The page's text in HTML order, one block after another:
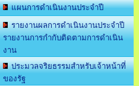
แผนการดำเนินงานประจำปี
รายงานผลการดำเนินงานประจำปี
รายงานการกำกับติดตามการดำเนิน
งาน
ประมวลจริยธรรมสำหรับเจ้าหน้าที่
ของรัฐ